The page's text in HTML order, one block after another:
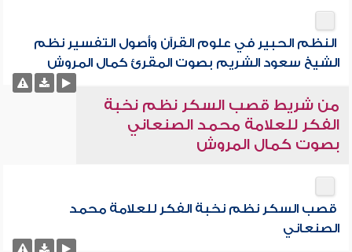
النظم الحبير في علوم القرآن وأصول التفسير نظم
الشيخ سعود الشريم بصوت المقرئ كمال المروش
من شريط قصب السكر نظم نخبة
الفكر للعلامة محمد الصنعاني
بصوت كمال المروش
قصب السكر نظم نخبة الفكر للعلامة محمد
الصنعاني